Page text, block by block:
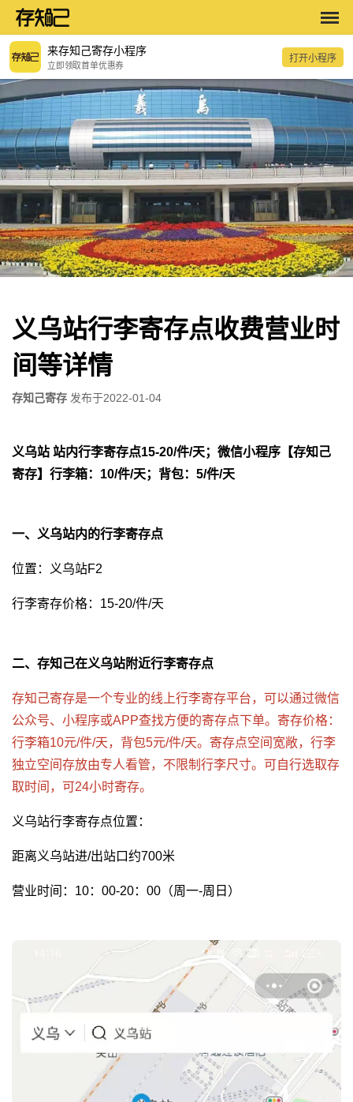
来存知己寄存小程序
立即领取首单优惠券
打开小程序
义乌站行李寄存点收费营业时
间等详情
存知己寄存 发布于2022-01-04
义乌站 站内行李寄存点15-20/件/天；微信小程序【存知己
寄存】行李箱：10/件/天；背包：5/件/天
一、义乌站内的行李寄存点
位置：义乌站F2
行李寄存价格：15-20/件/天
二、存知己在义乌站附近行李寄存点
存知己寄存是一个专业的线上行李寄存平台，可以通过微信
公众号、小程序或APP查找方便的寄存点下单。寄存价格：
行李箱10元/件/天，背包5元/件/天。寄存点空间宽敞，行李
独立空间存放由专人看管，不限制行李尺寸。可自行选取存
取时间，可24小时寄存。
义乌站行李寄存点位置：
距离义乌站进/出站口约700米
营业时间：10：00-20：00（周一-周日）